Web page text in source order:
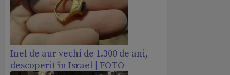
Inel de aur vechi de 1.300 de ani,
descoperit în Israel | FOTO